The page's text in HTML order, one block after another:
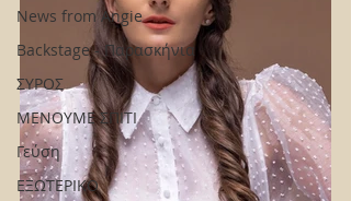
News from Angie
Backstage - Παρασκήνια
ΣΥΡΟΣ
ΜΕΝΟΥΜΕ ΣΠΙΤΙ
Γεύση
ΕΞΩΤΕΡΙΚΟ